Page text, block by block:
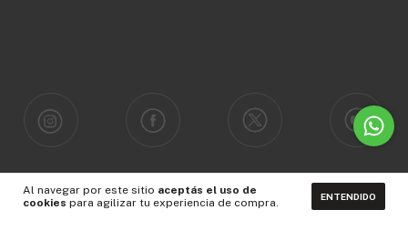
Al navegar por este sitio aceptás el uso de
cookies para agilizar tu experiencia de compra. ENTENDIDO